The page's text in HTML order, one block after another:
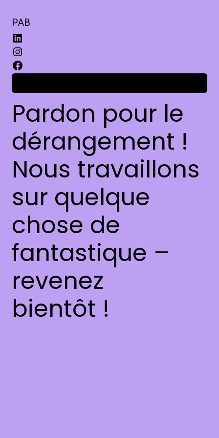
PAB
Pardon pour le
dérangement !
Nous travaillons
sur quelque
chose de
fantastique –
revenez
bientôt !